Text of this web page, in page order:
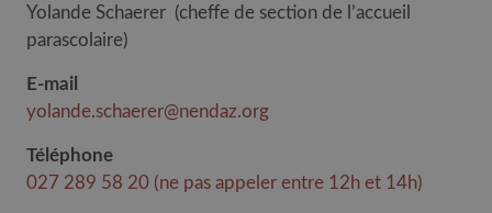
Yolande Schaerer (cheffe de section de l’accueil
parascolaire)
E-mail
yolande.schaerer@nendaz.org
Téléphone
027 289 58 20 (ne pas appeler entre 12h et 14h)